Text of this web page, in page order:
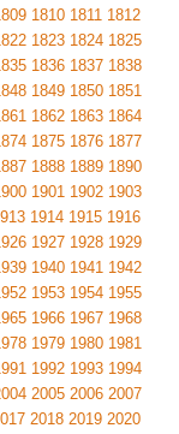
1810 1811 1812
1823 1824 1825
1836 1837 1838
1849 1850 1851
1862 1863 1864
1875 1876 1877
1888 1889 1890
1901 1902 1903
1914 1915 1916
1927 1928 1929
1940 1941 1942
1953 1954 1955
1966 1967 1968
1979 1980 1981
1992 1993 1994
2005 2006 2007
2018 2019 2020